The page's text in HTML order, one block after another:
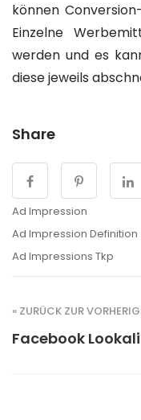
können
Einzelne
werden und es
diese jeweils
Share
Ad Impression
Ad Impression Definition
Ad Impressions Tkp
« ZURÜCK ZUR
Facebook